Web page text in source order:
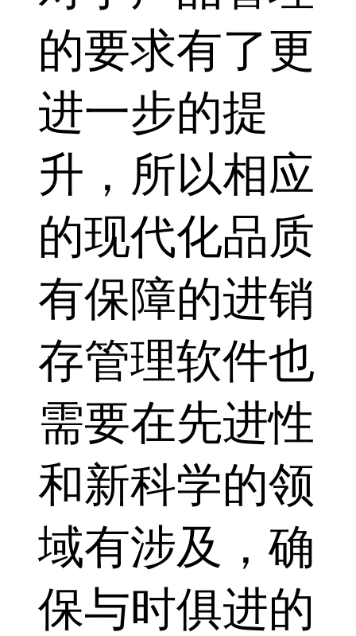
的要求有了更
进一步的提
升，所以相应
的现代化品质
有保障的进销
存管理软件也
需要在先进性
和新科学的领
域有涉及，确
保与时俱进的